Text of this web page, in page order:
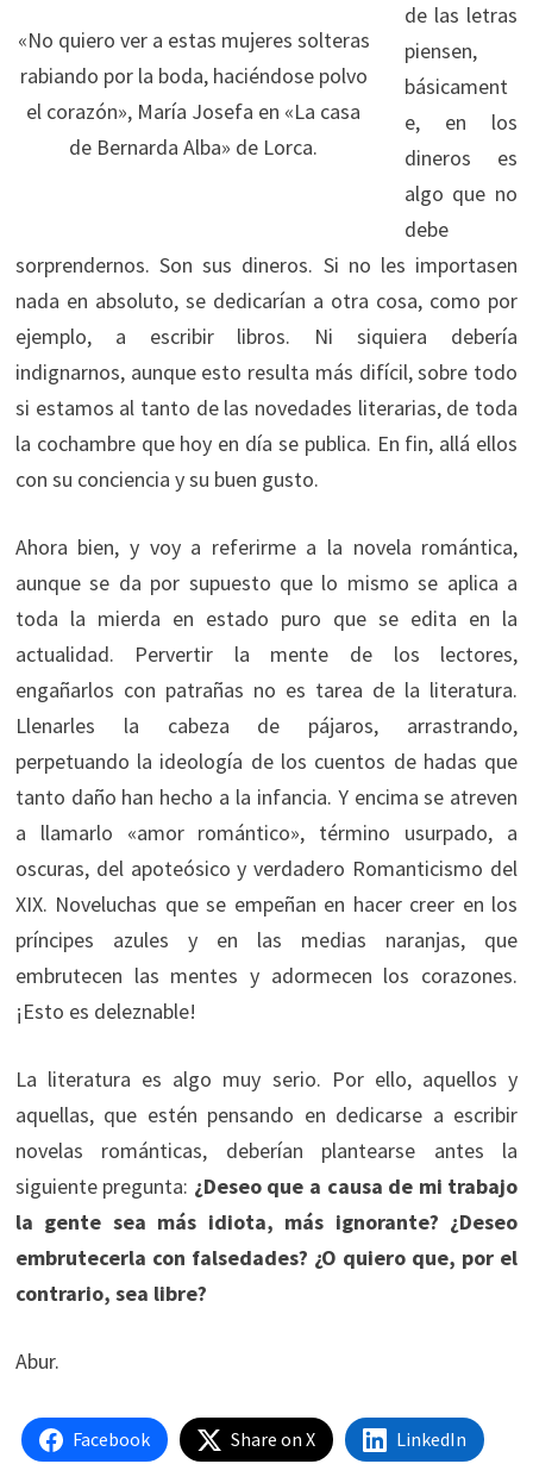
«No quiero ver a estas mujeres solteras
rabiando por la boda, haciéndose polvo
el corazón», María Josefa en «La casa
de Bernarda Alba» de Lorca.
de las letras
piensen,
básicament
e, en los
dineros es
algo que no
debe
sorprendernos. Son sus dineros. Si no les importasen
nada en absoluto, se dedicarían a otra cosa, como por
ejemplo, a escribir libros. Ni siquiera debería
indignarnos, aunque esto resulta más difícil, sobre todo
si estamos al tanto de las novedades literarias, de toda
la cochambre que hoy en día se publica. En fin, allá ellos
con su conciencia y su buen gusto.
Ahora bien, y voy a referirme a la novela romántica,
aunque se da por supuesto que lo mismo se aplica a
toda la mierda en estado puro que se edita en la
actualidad. Pervertir la mente de los lectores,
engañarlos con patrañas no es tarea de la literatura.
Llenarles la cabeza de pájaros, arrastrando,
perpetuando la ideología de los cuentos de hadas que
tanto daño han hecho a la infancia. Y encima se atreven
a llamarlo «amor romántico», término usurpado, a
oscuras, del apoteósico y verdadero Romanticismo del
XIX. Noveluchas que se empeñan en hacer creer en los
príncipes azules y en las medias naranjas, que
embrutecen las mentes y adormecen los corazones.
¡Esto es deleznable!
La literatura es algo muy serio. Por ello, aquellos y
aquellas, que estén pensando en dedicarse a escribir
novelas románticas, deberían plantearse antes la
siguiente pregunta: ¿Deseo que a causa de mi trabajo
la gente sea más idiota, más ignorante? ¿Deseo
embrutecerla con falsedades? ¿O quiero que, por el
contrario, sea libre?
Abur.
Facebook Share on X LinkedIn